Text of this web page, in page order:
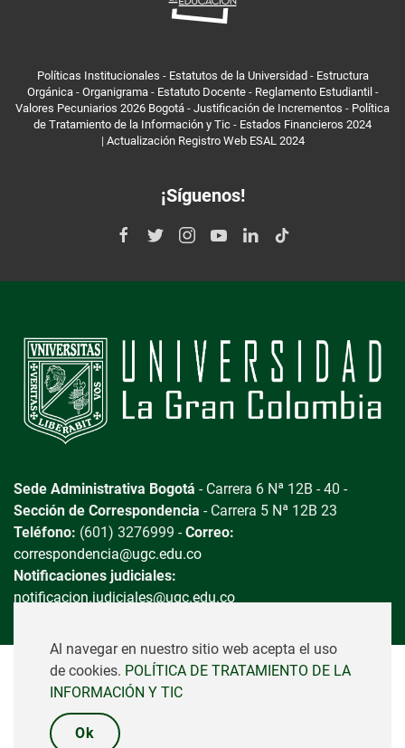
Políticas Institucionales - Estatutos de la Universidad - Estructura
Orgánica- Organigrama- Estatuto Docente- Reglamento Estudiantil -
Valores Pecuniarios 2026 Bogotá - Justificación de Incrementos - Política
de Tratamiento de la Información y Tic - Estados Financieros 2024
| Actualización Registro Web ESAL 2024
¡Síguenos!
Sede Administrativa Bogotá - Carrera 6 Nª 12B - 40 -
Sección de Correspondencia - Carrera 5 Nª 12B 23
Teléfono: (601) 3276999 -Correo:
correspondencia@ugc.edu.co
Notificaciones judiciales:
notificacion.judiciales@ugc.edu.co
Universidad La Gran Colombia - Copyright © 2023 -
Al navegar en nuestro sitio web acepta el uso
de cookies. POLÍTICA DE TRATAMIENTO DE LA
INFORMACIÓN Y TIC
Ok